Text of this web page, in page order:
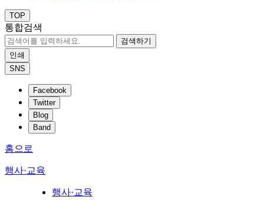
TOP
통합검색
검색하기
인쇄
SNS
Facebook
Twitter
Blog
Band
홈으로
행사·교육
행사·교육